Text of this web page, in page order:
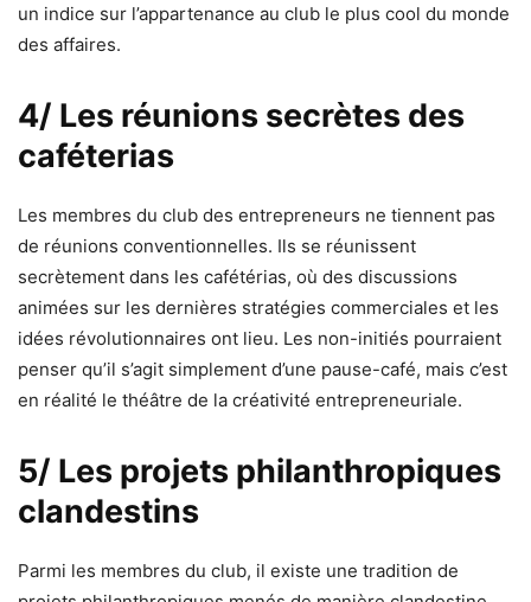
un indice sur l’appartenance au club le plus cool du monde
des affaires.
4/ Les réunions secrètes des
caféterias
Les membres du club des entrepreneurs ne tiennent pas
de réunions conventionnelles. Ils se réunissent
secrètement dans les cafétérias, où des discussions
animées sur les dernières stratégies commerciales et les
idées révolutionnaires ont lieu. Les non-initiés pourraient
penser qu’il s’agit simplement d’une pause-café, mais c’est
en réalité le théâtre de la créativité entrepreneuriale.
5/ Les projets philanthropiques
clandestins
Parmi les membres du club, il existe une tradition de